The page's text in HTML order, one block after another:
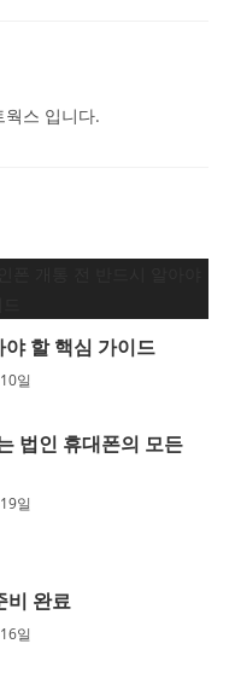
스 입니다.
할 핵심 가이드
일
법인 휴대폰의 모든
일
비 완료
일